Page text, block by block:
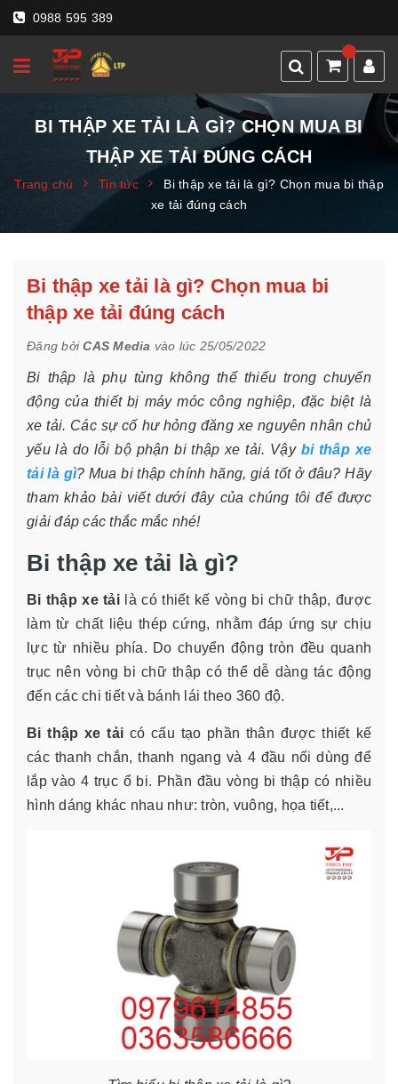
0988 595 389
BI THẬP XE TẢI LÀ GÌ? CHỌN MUA BI
THẬP XE TẢI ĐÚNG CÁCH
Trang chủ Tin tức
Bi thập xe tải là gì? Chọn mua bi thập
xe tải đúng cách
Bi thập xe tải là gì? Chọn mua bi
thập xe tải đúng cách
Đăng bởiCAS Media vào lúc 25/05/2022
Bi thập là phụ tùng không thể thiếu trong chuyển
động của thiết bị máy móc công nghiệp, đặc biệt là
xe tải. Các sự cố hư hỏng đăng xe nguyên nhân chủ
yếu là do lỗi bộ phận bi thập xe tải. Vậy bi thâp xe
tải là gì? Mua bi thập chính hãng, giá tốt ở đâu? Hãy
tham khảo bài viết dưới đây của chúng tôi để được
giải đáp các thắc mắc nhé!
Bi thập xe tải là gì?
Bi thập xe tải là có thiết kế vòng bi chữ thập, được
làm từ chất liệu thép cứng, nhằm đáp ứng sự chịu
lực từ nhiều phía. Do chuyển động tròn đều quanh
trục nên vòng bi chữ thập có thể dễ dàng tác động
đến các chi tiết và bánh lái theo 360 độ.
Bi thập xe tải có cấu tạo phần thân được thiết kế
các thanh chắn, thanh ngang và 4 đầu nối dùng để
lắp vào 4 trục ổ bi. Phần đầu vòng bi thập có nhiều
hình dáng khác nhau như: tròn, vuông, họa tiết,...